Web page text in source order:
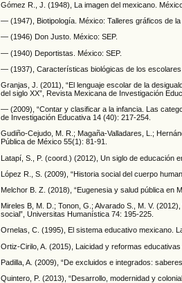
Gómez R., J. (1948), La imagen del mexicano.
— (1947), Biotipología. México: Talleres gráficos de la
— (1946) Don Justo. México: SEP.
— (1940) Deportistas. México: SEP.
— (1937), Características biológicas de los escolares
Granjas, J. (2011), “El lenguaje escolar de la
del siglo XX”, Revista Mexicana de Investigación
— (2009), “Contar y clasificar a la infancia. Las
de Investigación Educativa 14 (40): 217-254.
Gudiño-Cejudo, M. R.; Magaña-Valladares, L.;
Pública de México 55(1): 81-91.
Latapí, S., P. (coord.) (2012), Un siglo de educación
López R., S. (2009), “Historia social del cuerpo
Melchor B. Z. (2018), “Eugenesia y salud pública en
Mireles B, M. D.; Tonon, G.; Alvarado S., M. V.
social”, Universitas Humanística 74: 195-225.
Ornelas, C. (1995), El sistema educativo mexicano.
Ortiz-Cirilo, A. (2015), Laicidad y reformas
Padilla, A. (2009), “De excluidos e integrados:
Quintero, P. (2013), “Desarrollo, modernidad y